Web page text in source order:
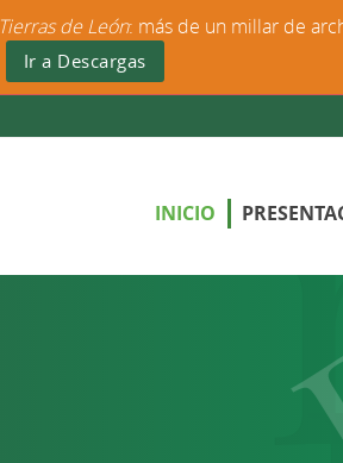
INICIO
Tierras de León: más de un millar de
Ir a Descargas